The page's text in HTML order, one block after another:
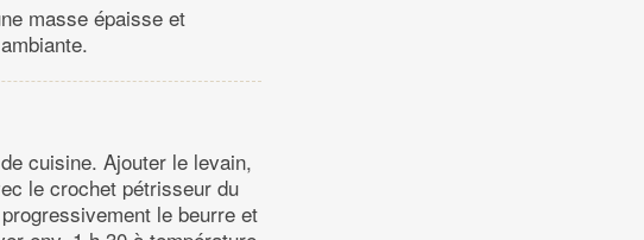
masse épaisse et
cuisine. Ajouter le levain,
le crochet pétrisseur du
le beurre et